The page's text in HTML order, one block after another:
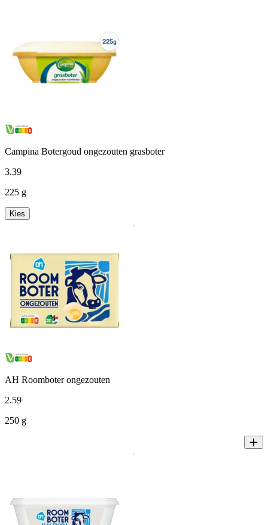
Campina Botergoud ongezouten grasboter
3.39
225 g
Kies
AH Roomboter ongezouten
2.59
250 g